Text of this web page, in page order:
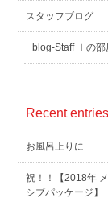
スタッフブログ
blog-Staff Ｉの部
Recent entries
お風呂上りに
祝！！【2018年
シブパッケージ】